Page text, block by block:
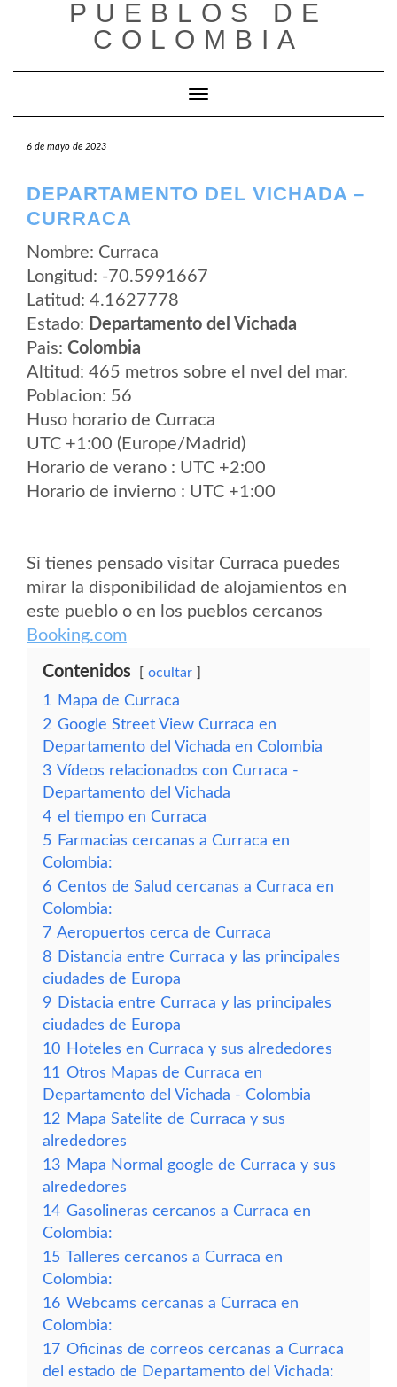
PUEBLOS DE
COLOMBIA
Cambiar modo de navegación
6 de mayo de 2023
DEPARTAMENTO DEL VICHADA –
CURRACA
Nombre: Curraca
Longitud: -70.5991667
Latitud: 4.1627778
Estado: Departamento del Vichada
Pais: Colombia
Altitud: 465 metros sobre el nvel del mar.
Poblacion: 56
Huso horario de Curraca
UTC +1:00 (Europe/Madrid)
Horario de verano : UTC +2:00
Horario de invierno : UTC +1:00
Si tienes pensado visitar Curraca puedes
mirar la disponibilidad de alojamientos en
este pueblo o en los pueblos cercanos
Booking.com
Contenidos ocultar
1
Mapa de Curraca
2 Google Street View Curraca en
Departamento del Vichada en Colombia
3 Vídeos relacionados con Curraca -
Departamento del Vichada
4 el tiempo en Curraca
5 Farmacias cercanas a Curraca en
Colombia:
6 Centos de Salud cercanas a Curraca en
Colombia:
7 Aeropuertos cerca de Curraca
8 Distancia entre Curraca y las principales
ciudades de Europa
9 Distacia entre Curraca y las principales
ciudades de Europa
10 Hoteles en Curraca y sus alrededores
11 Otros Mapas de Curraca en
Departamento del Vichada - Colombia
12 Mapa Satelite de Curraca y sus
alrededores
13 Mapa Normal google de Curraca y sus
alrededores
14 Gasolineras cercanos a Curraca en
Colombia:
15 Talleres cercanos a Curraca en
Colombia:
16 Webcams cercanas a Curraca en
Colombia:
17 Oficinas de correos cercanas a Curraca
del estado de Departamento del Vichada: